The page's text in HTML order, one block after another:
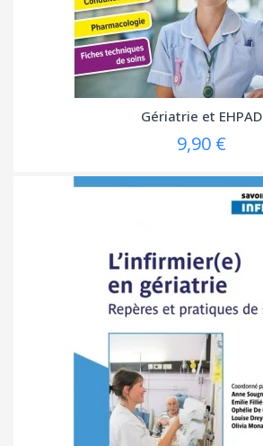
Gériatrie et EHPAD
9,90 €